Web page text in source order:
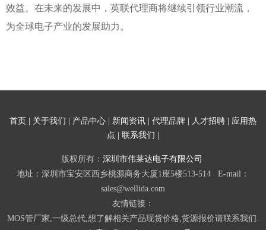
效益。在未来的发展中，英联代理商将继续引领行业潮流，
为全球电子产业的发展助力。
首页 关于我们 产品中心 新闻资讯 代理品牌 人才招聘
应用热
点
联系我们
版权所有： 深圳市伟莱达电子有限公司
地址：深圳市宝安区西乡桃源商务大厦1座5楼513-514 E-mail：
sales@wellida.com
友情链接：
MOS管厂家,一级总代,想了解相关产品现货价格,货源报价请联系我们.